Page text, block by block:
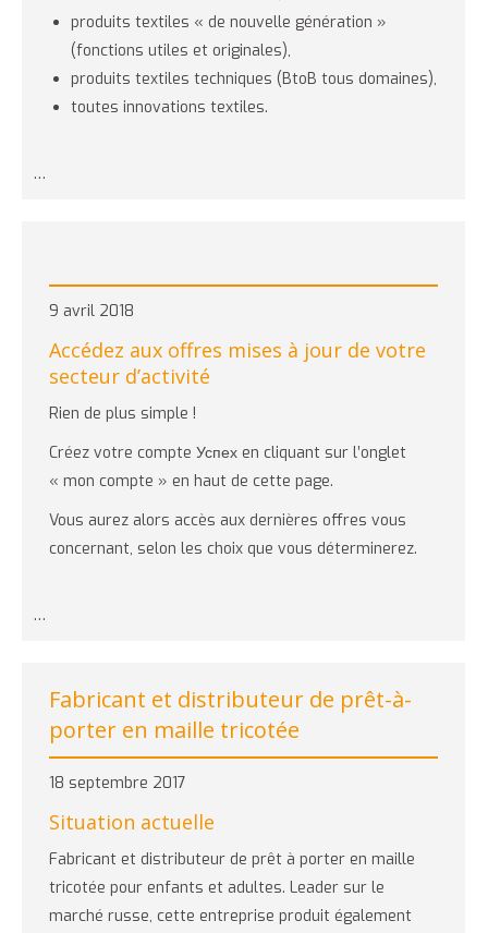
produits textiles « de nouvelle génération »
(fonctions utiles et originales),
produits textiles techniques (BtoB tous domaines),
toutes innovations textiles.
…
9 avril 2018
Accédez aux offres mises à jour de votre
secteur d’activité
Rien de plus simple !
Créez votre compte Успех en cliquant sur l’onglet
« mon compte » en haut de cette page.
Vous aurez alors accès aux dernières offres vous
concernant, selon les choix que vous déterminerez.
…
Fabricant et distributeur de prêt-à-
porter en maille tricotée
18 septembre 2017
Situation actuelle
Fabricant et distributeur de prêt à porter en maille
tricotée pour enfants et adultes. Leader sur le
marché russe, cette entreprise produit également